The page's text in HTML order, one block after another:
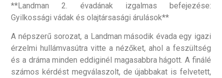
**Landman 2. évadának izgalmas befejezése:
Gyilkossági vádak és olajtársasági árulások**
A népszerű sorozat, a Landman második évada egy igazi
érzelmi hullámvasútra vitte a nézőket, ahol a feszültség
és a dráma minden eddiginél magasabbra hágott. A finálé
számos kérdést megválaszolt, de újabbakat is felvetett,